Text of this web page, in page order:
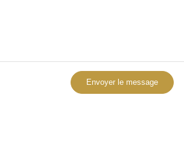
Envoyer le message